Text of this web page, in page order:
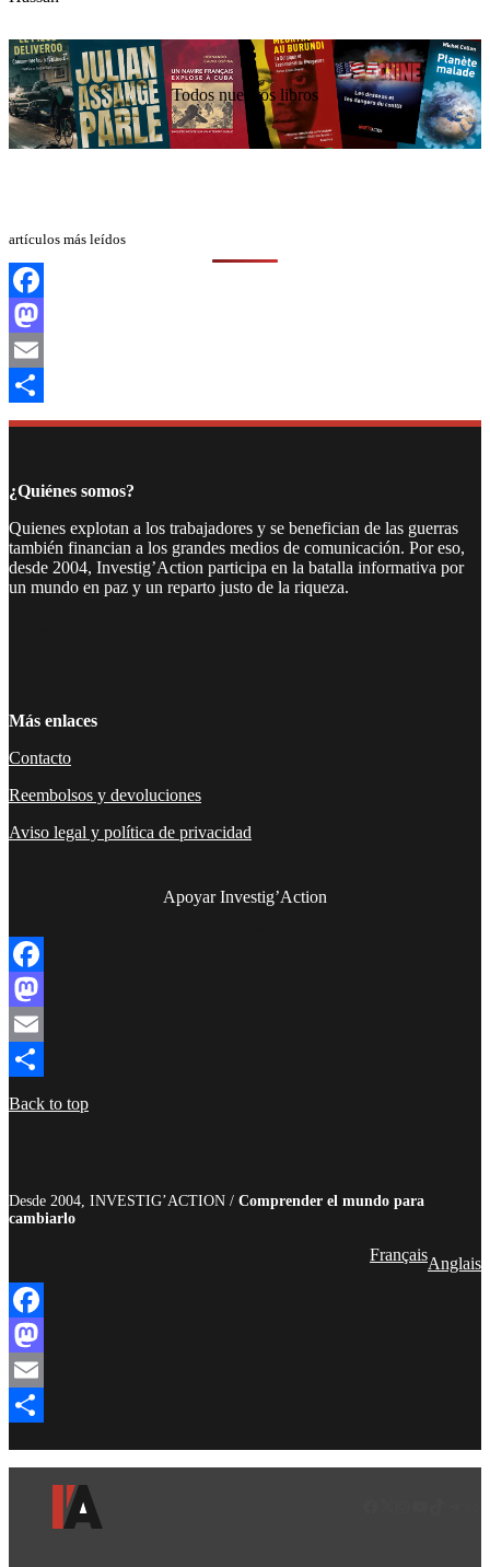
Todos nuestros libros
artículos más leídos
Facebook
Mastodon
Email
Compartir
¿Quiénes somos?
Quienes explotan a los trabajadores y se benefician de las guerras
también financian a los grandes medios de comunicación. Por eso,
desde 2004, Investig’Action participa en la batalla informativa por
un mundo en paz y un reparto justo de la riqueza.
Más enlaces
Contacto
Reembolsos y devoluciones
Aviso legal y política de privacidad
Apoyar Investig’Action
Facebook
Mastodon
Email
Compartir
Back to top
Desde 2004, INVESTIG’ACTION / Comprender el mundo para
cambiarlo
FrançaisAnglais
Facebook
Mastodon
Email